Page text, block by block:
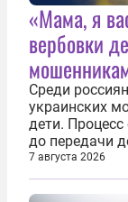
«Мама, я
вербовки
Среди
украинских
дети.
до передачи
кураторов
нескольких
послушных
7 августа 2026